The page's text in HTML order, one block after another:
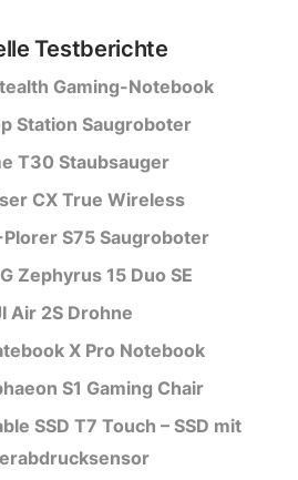
Testberichte
Gaming-Notebook
Station Saugroboter
T30 Staubsauger
CX True Wireless
S75 Saugroboter
Zephyrus 15 Duo SE
Air 2S Drohne
X Pro Notebook
S1 Gaming Chair
SSD T7 Touch – SSD mit